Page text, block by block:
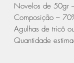
Novelos de 50gr
Composição –
Agulhas de tricô
Quantidade